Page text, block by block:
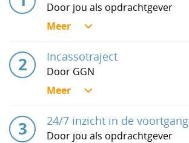
Door jou als opdrachtgever
Incassotraject
Door GGN
24/7 inzicht in de voortgang
Door jou als opdrachtgever